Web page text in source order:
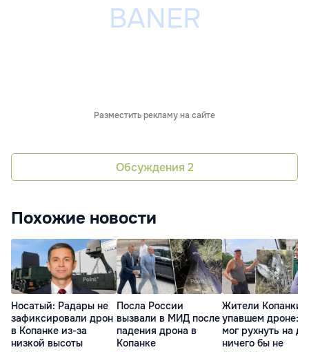
Разместить рекламу на сайте
Обсуждения 2
Похожие новости
Носатый: Радары не
зафиксировали дрон
в Копанке из-за
низкой высоты
Посла России
вызвали в МИД после
падения дрона в
Копанке
Жители Копанки
упавшем дроне:
мог рухнуть на
ничего бы не